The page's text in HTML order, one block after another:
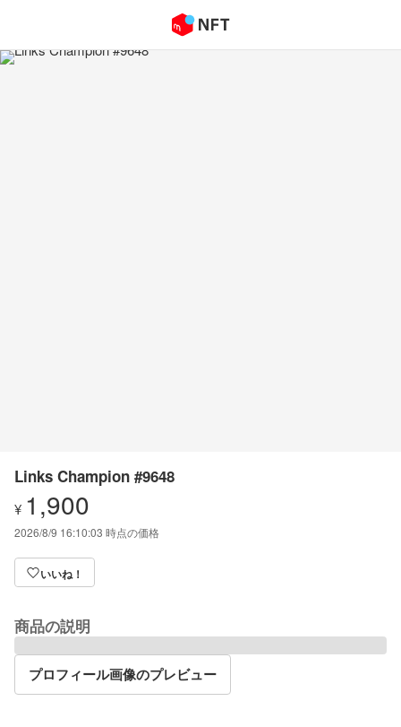
Links Champion #9648
¥ 1,900
2026/8/9 16:10:03 時点の価格
いいね！
商品の説明
プロフィール画像のプレビュー